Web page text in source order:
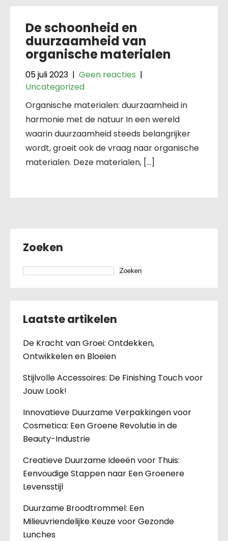
De schoonheid en
duurzaamheid van
organische materialen
05 juli 2023 | Geen reacties |
Uncategorized
Organische materialen: duurzaamheid in
harmonie met de natuur In een wereld
waarin duurzaamheid steeds belangrijker
wordt, groeit ook de vraag naar organische
materialen. Deze materialen, […]
Zoeken
Zoeken
Laatste artikelen
De Kracht van Groei: Ontdekken,
Ontwikkelen en Bloeien
Stijlvolle Accessoires: De Finishing Touch voor
Jouw Look!
Innovatieve Duurzame Verpakkingen voor
Cosmetica: Een Groene Revolutie in de
Beauty-Industrie
Creatieve Duurzame Ideeën voor Thuis:
Eenvoudige Stappen naar Een Groenere
Levensstijl
Duurzame Broodtrommel: Een
Milieuvriendelijke Keuze voor Gezonde
Lunches